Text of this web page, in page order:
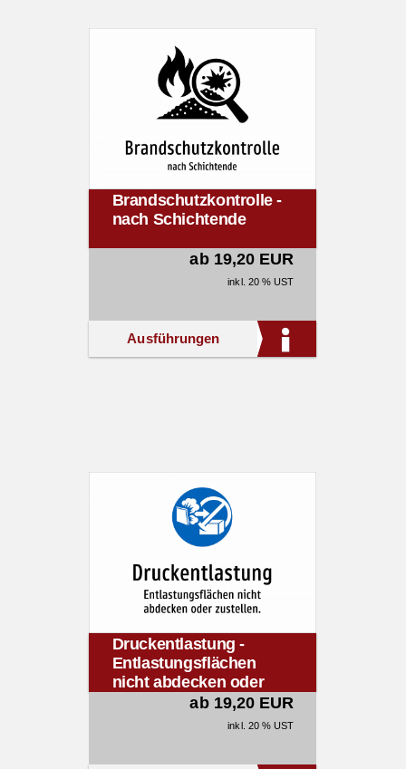
Brandschutzkontrolle -
nach Schichtende
ab 19,20 EUR
inkl. 20 % UST
Ausführungen
Druckentlastung -
Entlastungsflächen
nicht abdecken oder
ab 19,20 EUR
inkl. 20 % UST